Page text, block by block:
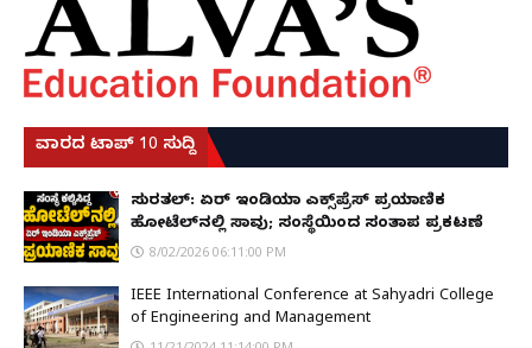
ವಾರದ ಟಾಪ್ 10 ಸುದ್ದಿ
ಸುರತ್ಕಲ್: ಏರ್ ಇಂಡಿಯಾ ಎಕ್ಸ್‌ಪ್ರೆಸ್ ಪ್ರಯಾಣಿಕ
ಹೋಟೆಲ್‌ನಲ್ಲಿ ಸಾವು; ಸಂಸ್ಥೆಯಿಂದ ಸಂತಾಪ ಪ್ರಕಟಣೆ
8/02/2026 06:11:00 PM
IEEE International Conference at Sahyadri College
of Engineering and Management